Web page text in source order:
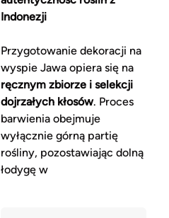
Indonezji
Przygotowanie dekoracji na
wyspie Jawa opiera się na
ręcznym zbiorze i selekcji
dojrzałych kłosów. Proces
barwienia obejmuje
wyłącznie górną partię
rośliny, pozostawiając dolną
łodygę w